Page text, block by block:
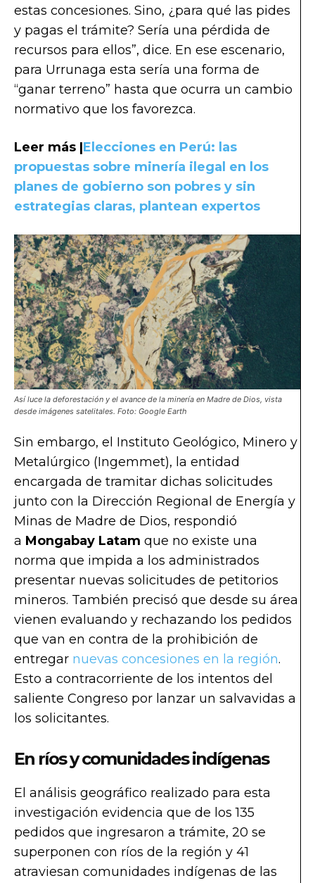
estas concesiones. Sino, ¿para qué las pides
y pagas el trámite? Sería una pérdida de
recursos para ellos”, dice. En ese escenario,
para Urrunaga esta sería una forma de
“ganar terreno” hasta que ocurra un cambio
normativo que los favorezca.
Leer más |Elecciones en Perú: las
propuestas sobre minería ilegal en los
planes de gobierno son pobres y sin
estrategias claras, plantean expertos
Así luce la deforestación y el avance de la minería en Madre de Dios, vista
desde imágenes satelitales. Foto: Google Earth
Sin embargo, el Instituto Geológico, Minero y
Metalúrgico (Ingemmet), la entidad
encargada de tramitar dichas solicitudes
junto con la Dirección Regional de Energía y
Minas de Madre de Dios, respondió
a Mongabay Latam que no existe una
norma que impida a los administrados
presentar nuevas solicitudes de petitorios
mineros. También precisó que desde su área
vienen evaluando y rechazando los pedidos
que van en contra de la prohibición de
entregar nuevas concesiones en la región.
Esto a contracorriente de los intentos del
saliente Congreso por lanzar un salvavidas a
los solicitantes.
En ríos y comunidades indígenas
El análisis geográfico realizado para esta
investigación evidencia que de los 135
pedidos que ingresaron a trámite, 20 se
superponen con ríos de la región y 41
atraviesan comunidades indígenas de las